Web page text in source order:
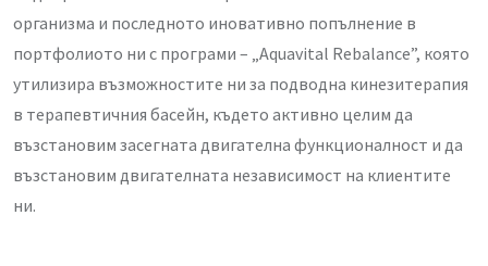
организма и последното иновативно попълнение в
портфолиото ни с програми – „Aquavital Rebalance”, която
утилизира възможностите ни за подводна кинезитерапия
в терапевтичния басейн, където активно целим да
възстановим засегната двигателна функционалност и да
възстановим двигателната независимост на клиентите
ни.